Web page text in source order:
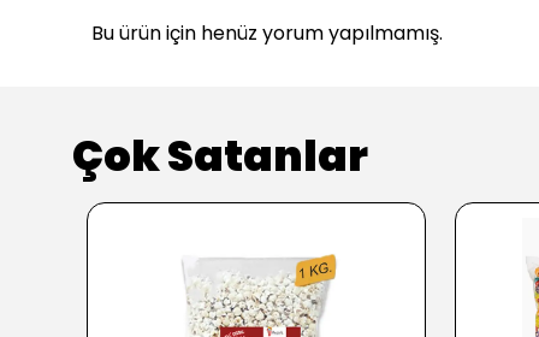
Bu ürün için henüz yorum yapılmamış.
Çok Satanlar